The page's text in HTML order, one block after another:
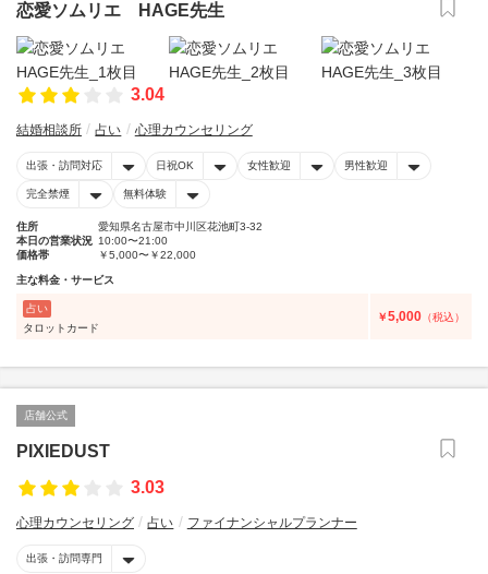
恋愛ソムリエ HAGE先生
3.04
結婚相談所 占い 心理カウンセリング
出張・訪問対応 日祝OK 女性歓迎 男性歓迎
完全禁煙 無料体験
住所
愛知県名古屋市中川区花池町3‐32
本日の営業状況 10:00〜21:00
価格帯
￥5,000〜￥22,000
主な料金・サービス
占い
タロットカード
￥5,000 （税込）
店舗公式
PIXIEDUST
3.03
心理カウンセリング 占い ファイナンシャルプランナー
出張・訪問専門